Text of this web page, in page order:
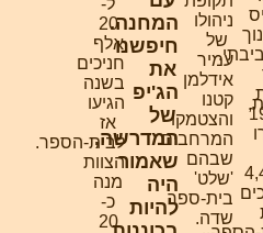
ניהולו
של
עמיר
אידלמן
ספר
שדה.
המחנה.
חיפשנו
את
הג'יפ
של
המדרשה,
שאמור
היה
להיות
20
אלף
חניכים
בשנה
הגיעו
לבית-הספר.
הצוות
מנה
כ-
20